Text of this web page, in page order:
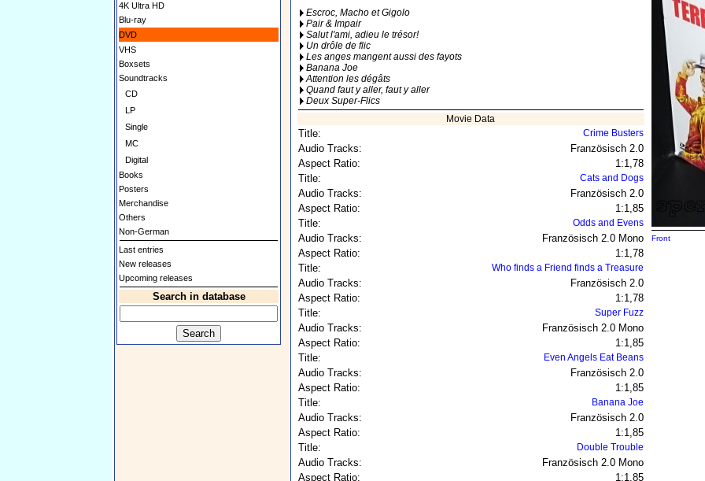
4K Ultra HD
Blu-ray
DVD
VHS
Boxsets
Soundtracks
CD
LP
Single
MC
Digital
Books
Posters
Merchandise
Others
Non-German
Last entries
New releases
Upcoming releases
Search in database
Escroc, Macho et Gigolo
Pair & Impair
Salut l'ami, adieu le trésor!
Un drôle de flic
Les anges mangent aussi des fayots
Banana Joe
Attention les dégâts
Quand faut y aller, faut y aller
Deux Super-Flics
Movie Data
Title: Crime Busters
Audio Tracks:
Französisch 2.0
Aspect Ratio:
1:1,78
Title:
Cats and Dogs
Audio Tracks:
Französisch 2.0
Aspect Ratio:
1:1,85
Title:
Odds and Evens
Audio Tracks:
Französisch 2.0 Mono
Aspect Ratio:
1:1,78
Title:
Who finds a Friend finds a Treasure
Audio Tracks:
Französisch 2.0
Aspect Ratio:
1:1,78
Title:
Super Fuzz
Audio Tracks:
Französisch 2.0 Mono
Aspect Ratio:
1:1,85
Title:
Even Angels Eat Beans
Audio Tracks:
Französisch 2.0
Aspect Ratio:
1:1,85
Title:
Banana Joe
Audio Tracks:
Französisch 2.0
Aspect Ratio:
1:1,85
Title:
Double Trouble
Audio Tracks:
Französisch 2.0 Mono
Aspect Ratio:
1:1,85
Front